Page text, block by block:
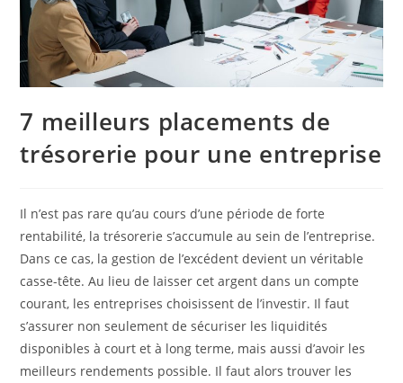
7 meilleurs placements de
trésorerie pour une entreprise
Il n’est pas rare qu’au cours d’une période de forte
rentabilité, la trésorerie s’accumule au sein de l’entreprise.
Dans ce cas, la gestion de l’excédent devient un véritable
casse-tête. Au lieu de laisser cet argent dans un compte
courant, les entreprises choisissent de l’investir. Il faut
s’assurer non seulement de sécuriser les liquidités
disponibles à court et à long terme, mais aussi d’avoir les
meilleurs rendements possible. Il faut alors trouver les